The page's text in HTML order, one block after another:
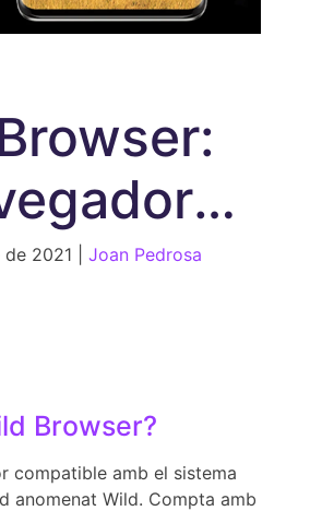
que
2021 | Joan Pedrosa
Browser?
compatible amb el sistema
anomenat Wild. Compta amb